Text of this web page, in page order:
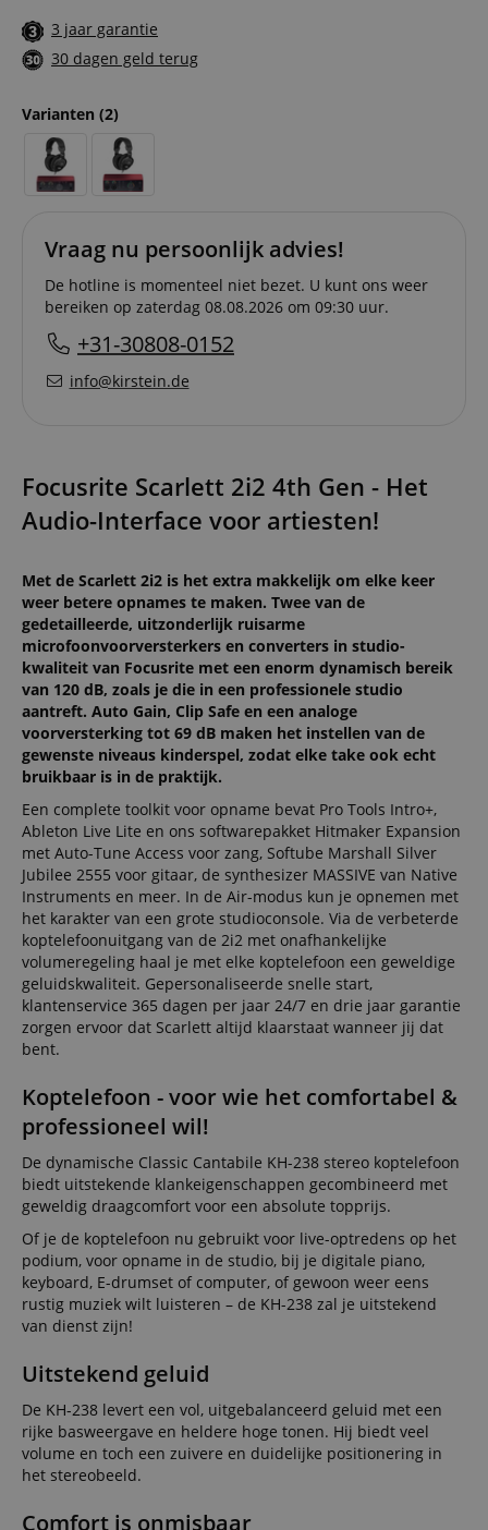
3 jaar garantie
30 dagen geld terug
Varianten (2)
Vraag nu persoonlijk advies!
De hotline is momenteel niet bezet. U kunt ons weer
bereiken op zaterdag 08.08.2026 om 09:30 uur.
+31-30808-0152
info@kirstein.de
Focusrite Scarlett 2i2 4th Gen - Het
Audio-Interface voor artiesten!
Met de Scarlett 2i2 is het extra makkelijk om elke keer
weer betere opnames te maken. Twee van de
gedetailleerde, uitzonderlijk ruisarme
microfoonvoorversterkers en converters in studio-
kwaliteit van Focusrite met een enorm dynamisch bereik
van 120 dB, zoals je die in een professionele studio
aantreft. Auto Gain, Clip Safe en een analoge
voorversterking tot 69 dB maken het instellen van de
gewenste niveaus kinderspel, zodat elke take ook echt
bruikbaar is in de praktijk.
Een complete toolkit voor opname bevat Pro Tools Intro+,
Ableton Live Lite en ons softwarepakket Hitmaker Expansion
met Auto-Tune Access voor zang, Softube Marshall Silver
Jubilee 2555 voor gitaar, de synthesizer MASSIVE van Native
Instruments en meer. In de Air-modus kun je opnemen met
het karakter van een grote studioconsole. Via de verbeterde
koptelefoonuitgang van de 2i2 met onafhankelijke
volumeregeling haal je met elke koptelefoon een geweldige
geluidskwaliteit. Gepersonaliseerde snelle start,
klantenservice 365 dagen per jaar 24/7 en drie jaar garantie
zorgen ervoor dat Scarlett altijd klaarstaat wanneer jij dat
bent.
Koptelefoon - voor wie het comfortabel &
professioneel wil!
De dynamische Classic Cantabile KH-238 stereo koptelefoon
biedt uitstekende klankeigenschappen gecombineerd met
geweldig draagcomfort voor een absolute topprijs.
Of je de koptelefoon nu gebruikt voor live-optredens op het
podium, voor opname in de studio, bij je digitale piano,
keyboard, E-drumset of computer, of gewoon weer eens
rustig muziek wilt luisteren – de KH-238 zal je uitstekend
van dienst zijn!
Uitstekend geluid
De KH-238 levert een vol, uitgebalanceerd geluid met een
rijke basweergave en heldere hoge tonen. Hij biedt veel
volume en toch een zuivere en duidelijke positionering in
het stereobeeld.
Comfort is onmisbaar